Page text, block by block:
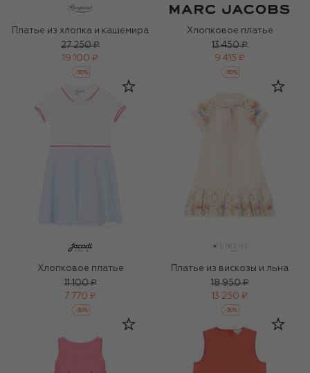
Платье из хлопка и кашемира
27 250 ₽
19 100 ₽
-30%
Хлопковое платье
13 450 ₽
9 415 ₽
-30%
Хлопковое платье
11 100 ₽
7 770 ₽
-30%
Платье из вискозы и льна
18 950 ₽
13 250 ₽
-30%